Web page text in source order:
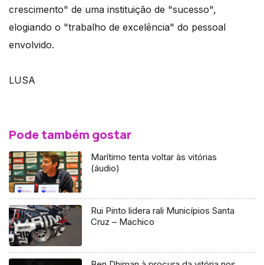
crescimento" de uma instituição de "sucesso",
elogiando o "trabalho de excelência" do pessoal
envolvido.
LUSA
Pode também gostar
Marítimo tenta voltar às vitórias
(áudio)
Rui Pinto lidera rali Municípios Santa
Cruz – Machico